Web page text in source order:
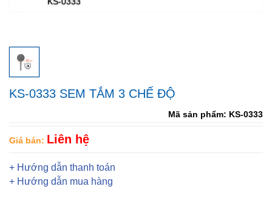
+ Vòi Lavabo
+ Phụ kiện
+ Bàn cầu
+ Bồn rửa
KS-0333 SEM TẮM 3 CHẾ ĐỘ
Mã sản phẩm: KS-0333
Giá bán: Liên hệ
+ Hướng dẫn thanh toán
+ Hướng dẫn mua hàng